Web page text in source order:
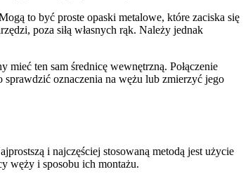
to być proste opaski metalowe, które zaciska się
poza siłą własnych rąk. Należy jednak
ten sam średnicę wewnętrzną. Połączenie
oznaczenia na wężu lub zmierzyć jego
i najczęściej stosowaną metodą jest użycie
węży i sposobu ich montażu.